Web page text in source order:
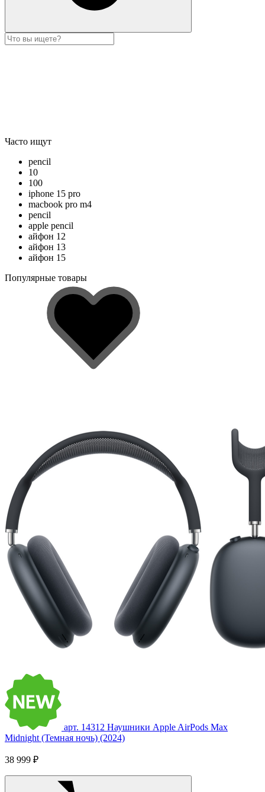
Часто ищут
pencil
10
100
iphone 15 pro
macbook pro m4
pencil
apple pencil
айфон 12
айфон 13
айфон 15
Популярные товары
арт. 14312 Наушники Apple AirPods Max
Midnight (Темная ночь) (2024)
38 999 ₽